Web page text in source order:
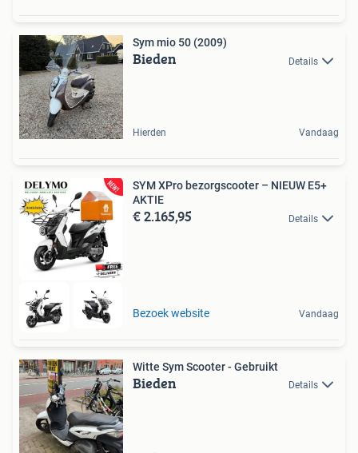
Sym mio 50 (2009)
Bieden Details
Hierden Vandaag
SYM XPro bezorgscooter – NIEUW E5+
AKTIE
€ 2.165,95 Details
Bezoek website Vandaag
Witte Sym Scooter - Gebruikt
Bieden Details